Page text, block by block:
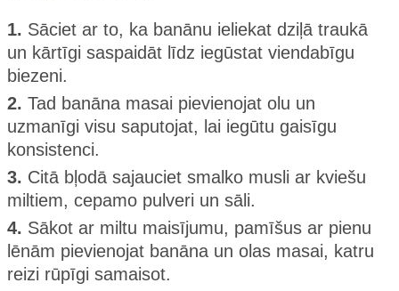
1. Sāciet ar to, ka banānu ieliekat dziļā traukā
un kārtīgi saspaidāt līdz iegūstat viendabīgu
biezeni.
2. Tad banāna masai pievienojat olu un
uzmanīgi visu saputojat, lai iegūtu gaisīgu
konsistenci.
3. Citā bļodā sajauciet smalko musli ar kviešu
miltiem, cepamo pulveri un sāli.
4. Sākot ar miltu maisījumu, pamīšus ar pienu
lēnām pievienojat banāna un olas masai, katru
reizi rūpīgi samaisot.